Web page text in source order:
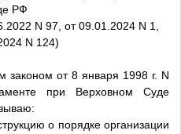
РФ
N 97, от 09.01.2024 N 1,
N 124)
законом от 8 января 1998 г. N
при Верховном Суде
о порядке организации